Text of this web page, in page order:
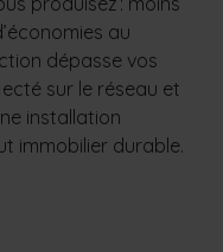
au
dépasse vos
sur le réseau et
installation
immobilier durable.